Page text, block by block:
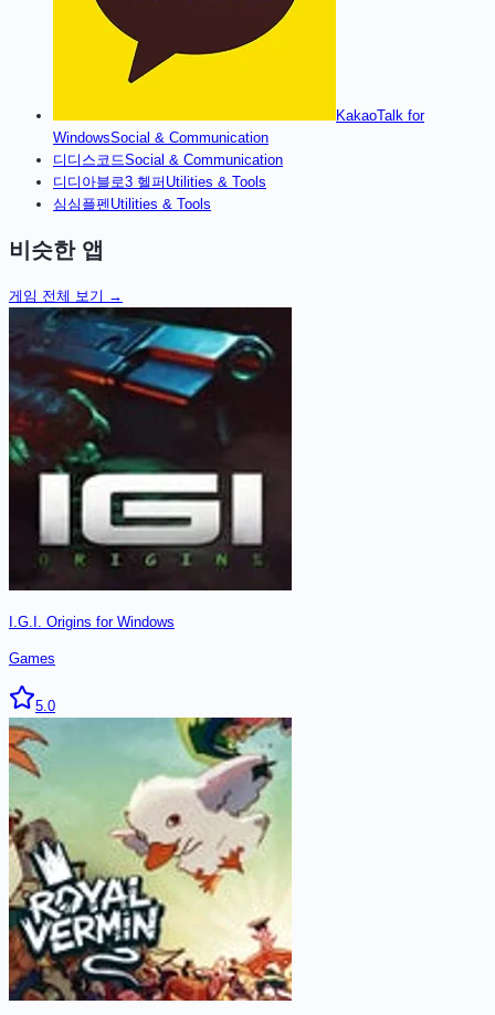
KakaoTalk for
WindowsSocial & Communication
디 디스코드Social & Communication
디 디아블로3 헬퍼 Utilities & Tools
심 심플펜 Utilities & Tools
비슷한 앱
게임 전체 보기 →
I.G.I. Origins for Windows
Games
5.0